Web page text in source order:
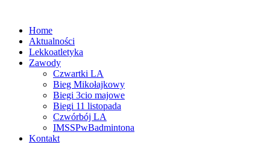
Home
Aktualności
Lekkoatletyka
Zawody
Czwartki LA
Bieg Mikołajkowy
Biegi 3cio majowe
Biegi 11 listopada
Czwórbój LA
IMSSPwBadmintona
Kontakt